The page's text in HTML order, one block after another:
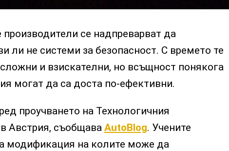
се надпреварват да
ли не системи за безопасност. С времето те
и взискателни, но всъщност понякога
могат да са доста по-ефективни.
проучването на Технологичния
Австрия, съобщава AutoBlog. Учените
модификация на колите може да